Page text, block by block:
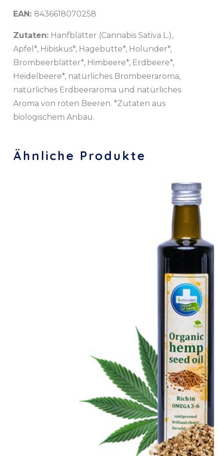
EAN: 8436618070258
Zutaten: Hanfblätter (Cannabis Sativa L.),
Apfel*, Hibiskus*, Hagebutte*, Holunder*,
Brombeerblätter*, Himbeere*, Erdbeere*,
Heidelbeere*, natürliches Brombeeraroma,
natürliches Erdbeeraroma und natürliches
Aroma von roten Beeren. *Zutaten aus
biologischem Anbau.
Ähnliche Produkte